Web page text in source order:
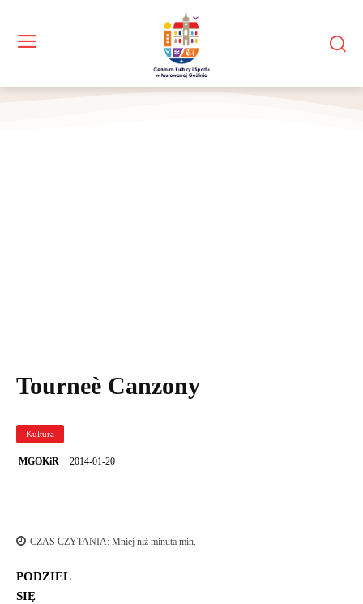
Tourneè Canzony
Kultura
MGOKiR 2014-01-20
CZAS CZYTANIA: Mniej niź minuta min.
PODZIEL
SIĘ